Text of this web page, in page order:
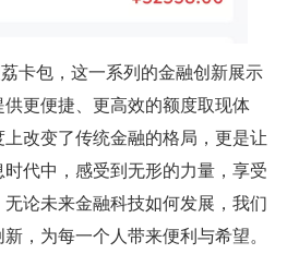
卡包，这一系列的金融创新展示
更便捷、更高效的额度取现体
改变了传统金融的格局，更是让
代中，感受到无形的力量，享受
论未来金融科技如何发展，我们
，为每一个人带来便利与希望。